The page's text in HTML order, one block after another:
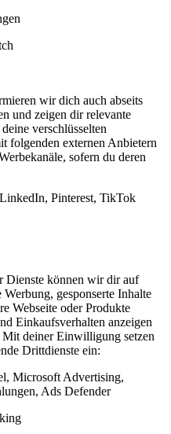
wir dich auch abseits
und zeigen dir relevante
verschlüsselten
folgenden externen Anbietern
sofern du deren
Pinterest, TikTok
Dienste können wir dir auf
Werbung, gesponserte Inhalte
Webseite oder Produkte
Einkaufsverhalten anzeigen
deiner Einwilligung setzen
Drittdienste ein:
Microsoft Advertising,
Ads Defender